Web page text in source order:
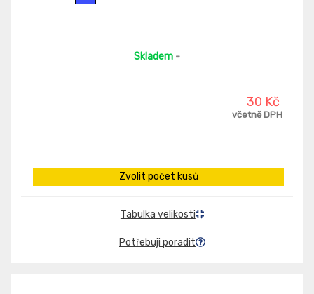
Skladem -
30 Kč
včetně DPH
Zvolit počet kusů
Tabulka velikosti
Potřebuji poradit